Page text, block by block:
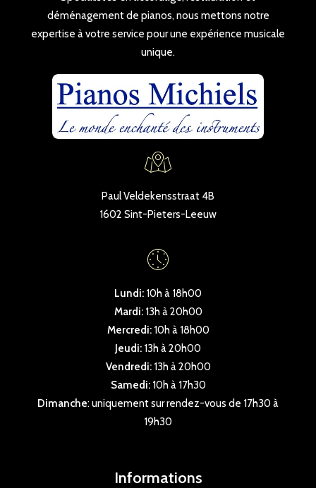
déménagement de pianos, nous mettons notre
expertise à votre service pour une expérience musicale
unique.
Paul Veldekensstraat 4B
1602 Sint-Pieters-Leeuw
Lundi: 10h à 18h00
Mardi:13h à 20h00
Mercredi:10h à 18h00
Jeudi: 13h à 20h00
Vendredi:13h à 20h00
Samedi:10h à 17h30
Dimanche: uniquement sur rendez-vous de 17h30 à
19h30
Informations